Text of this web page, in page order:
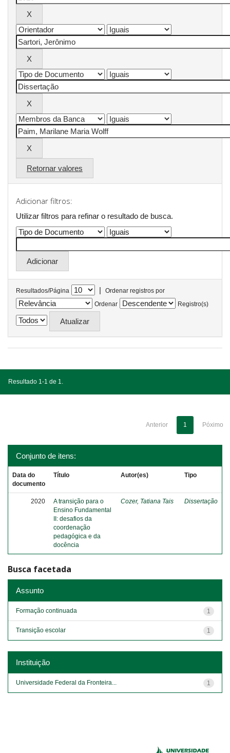
Retornar valores
Adicionar filtros:
Utilizar filtros para refinar o resultado de busca.
Resultados/Página |
Ordenar registros por
Ordenar
Registro(s)
Resultado 1-1 de 1.
Anterior 1 Póximo
Conjunto de itens:
Data do
documento
Título Autor(es) Tipo
2020
A transição para o
Ensino Fundamental
II: desafios da
coordenação
pedagógica e da
docência
Cozer, Tatiana Tais Dissertação
Busca facetada
Assunto
1
Formação continuada
1
Transição escolar
Instituição
1
Universidade Federal da Fronteira...